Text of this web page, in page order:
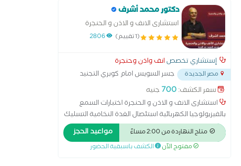
اللسان عملية الجيوب الأنفية عملية الجيوب الأنفية
بالمنظار عملية الغدة الدرقية عملية الغدة اللعابية عملية
اللوز عملية تحسين الصوت عملية ترقيع طبلة الأذن
عملية عظمة ركاب الأذن
دكتور محمد أشرف
استشارى الانف و الاذن و الحنجرة
(1 تقييم) 2806
إستشاري تخصصانف واذن وحنجرة
مصر الجديدة
جسر السويس امام كوبري التجنيد
سعر الكشف:700 جنيه
استشارى الانف و الاذن و الحنجرة اختبارات السمع
بالفيزيولوجيا الكهربائية استئصال الغدة النخامية التسليك
البالوني للجيوب الأنفية الجراحة الميكروسكوبية للأذن
الجراحة الميكروسكوبية للحنجرة تنظيف الأذن من الشمع
جراحة ترميم الأذن الوسطى زراعة القوقعة علاج الشخير
متاح النهاردة من 2:00 مساءً مواعيد الحجز
مفتوح الآن الكشف باسبقية الحضور